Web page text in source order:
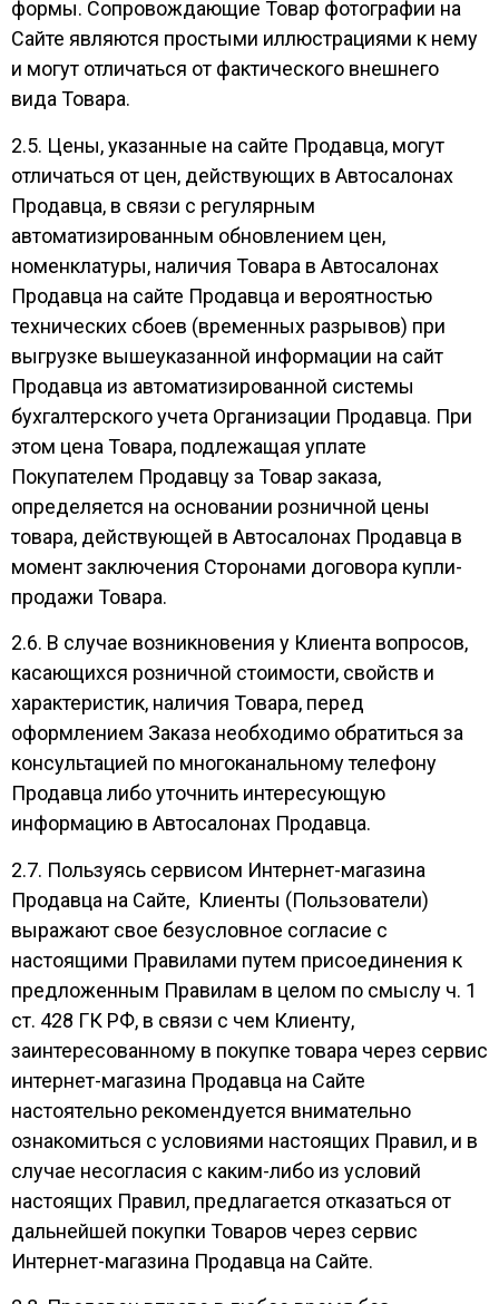
формы. Сопровождающие Товар фотографии на
Сайте являются простыми иллюстрациями к нему
и могут отличаться от фактического внешнего
вида Товара.
2.5. Цены, указанные на сайте Продавца, могут
отличаться от цен, действующих в Автосалонах
Продавца, в связи с регулярным
автоматизированным обновлением цен,
номенклатуры, наличия Товара в Автосалонах
Продавца на сайте Продавца и вероятностью
технических сбоев (временных разрывов) при
выгрузке вышеуказанной информации на сайт
Продавца из автоматизированной системы
бухгалтерского учета Организации Продавца. При
этом цена Товара, подлежащая уплате
Покупателем Продавцу за Товар заказа,
определяется на основании розничной цены
товара, действующей в Автосалонах Продавца в
момент заключения Сторонами договора купли-
продажи Товара.
2.6. В случае возникновения у Клиента вопросов,
касающихся розничной стоимости, свойств и
характеристик, наличия Товара, перед
оформлением Заказа необходимо обратиться за
консультацией по многоканальному телефону
Продавца либо уточнить интересующую
информацию в Автосалонах Продавца.
2.7. Пользуясь сервисом Интернет-магазина
Продавца на Сайте, Клиенты (Пользователи)
выражают свое безусловное согласие с
настоящими Правилами путем присоединения к
предложенным Правилам в целом по смыслу ч. 1
ст. 428 ГК РФ, в связи с чем Клиенту,
заинтересованному в покупке товара через сервис
интернет-магазина Продавца на Сайте
настоятельно рекомендуется внимательно
ознакомиться с условиями настоящих Правил, и в
случае несогласия с каким-либо из условий
настоящих Правил, предлагается отказаться от
дальнейшей покупки Товаров через сервис
Интернет-магазина Продавца на Сайте.